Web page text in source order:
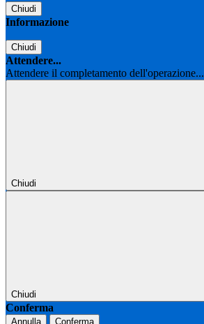
Chiudi
Informazione
Chiudi
Attendere...
Attendere il completamento dell'operazione...
Chiudi
Chiudi
Conferma
Annulla Conferma